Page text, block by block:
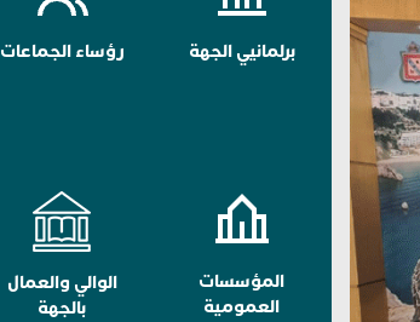
برلمانيي الجهة رؤساء الجماعات
المؤسسات
العمومية
الوالي والعمال
بالجهة